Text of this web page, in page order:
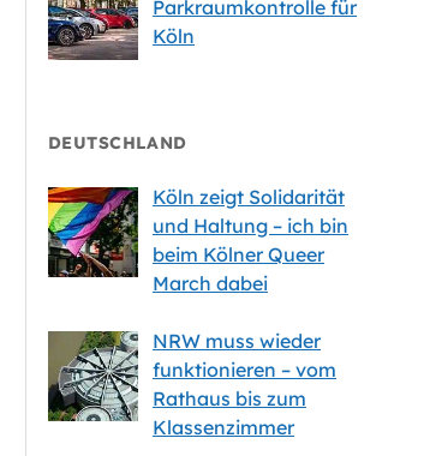
Parkraumkontrolle für
Köln
DEUTSCHLAND
Köln zeigt Solidarität
und Haltung – ich bin
beim Kölner Queer
March dabei
NRW muss wieder
funktionieren – vom
Rathaus bis zum
Klassenzimmer